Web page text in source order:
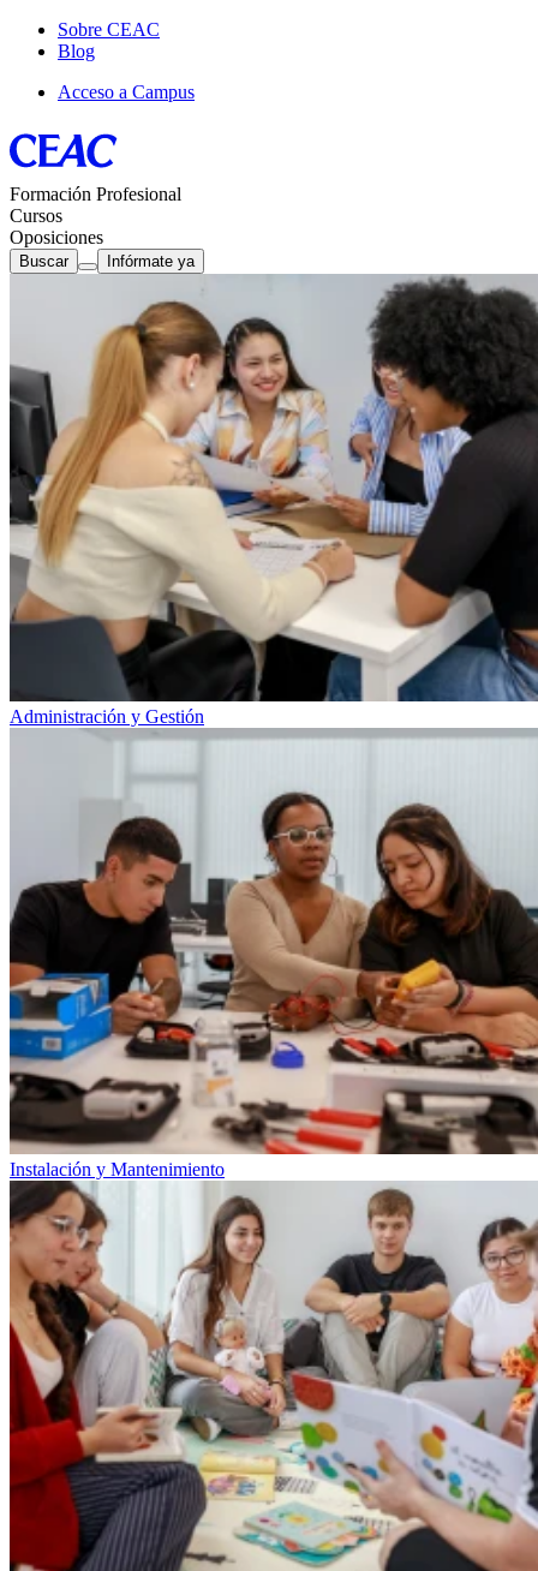
Sobre CEAC
Blog
Acceso a Campus
Formación Profesional
Cursos
Oposiciones
Buscar Infórmate ya
Administración y Gestión
Instalación y Mantenimiento